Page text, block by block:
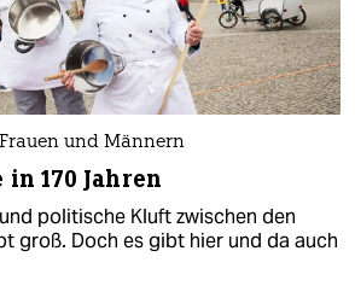
und Männern
170 Jahren
politische Kluft zwischen den
groß. Doch es gibt hier und da auch